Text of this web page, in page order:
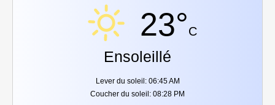
23°C
Ensoleillé
Lever du soleil: 06:45 AM
Coucher du soleil: 08:28 PM